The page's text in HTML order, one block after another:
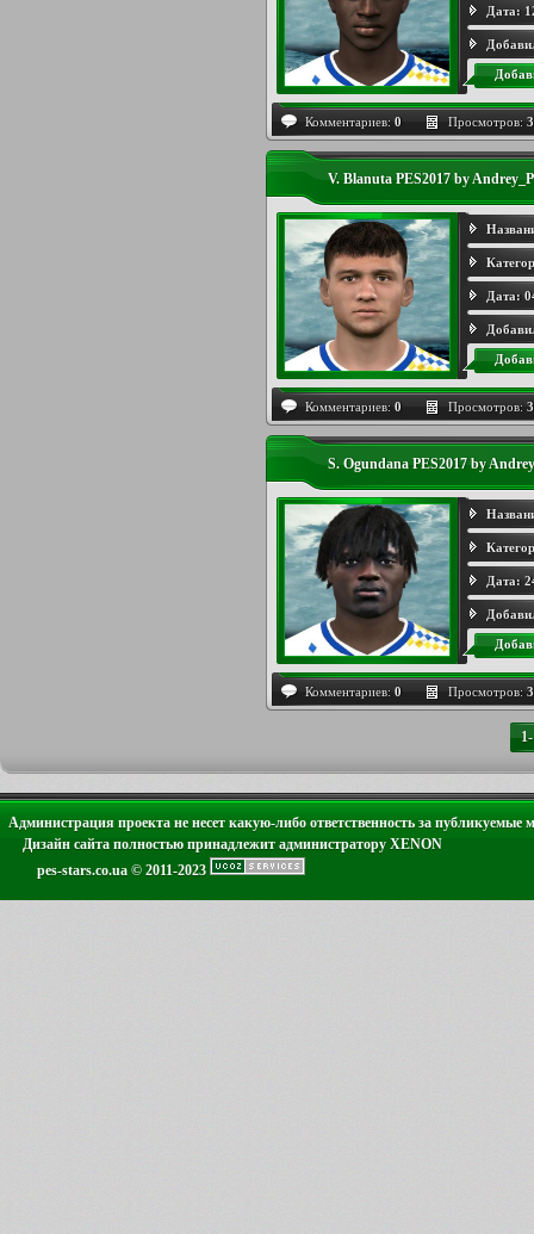
Дата:
Комментариев: 0 Просмотров:
V. Blanuta PES2017 by
Дата:
Комментариев: 0 Просмотров:
S. Ogundana PES2017 by
Дата:
Комментариев: 0 Просмотров:
Администрация проекта не несет какую-либо ответственность за публикуемые
Дизайн сайта полностью принадлежит администратору XENON
pes-stars.co.ua © 2011-2023